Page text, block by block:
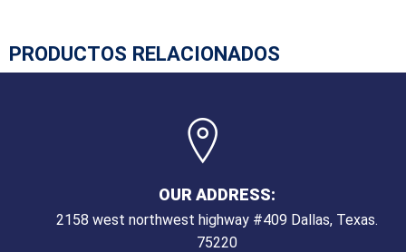
PRODUCTOS RELACIONADOS
OUR ADDRESS:
2158 west northwest highway #409 Dallas, Texas.
75220